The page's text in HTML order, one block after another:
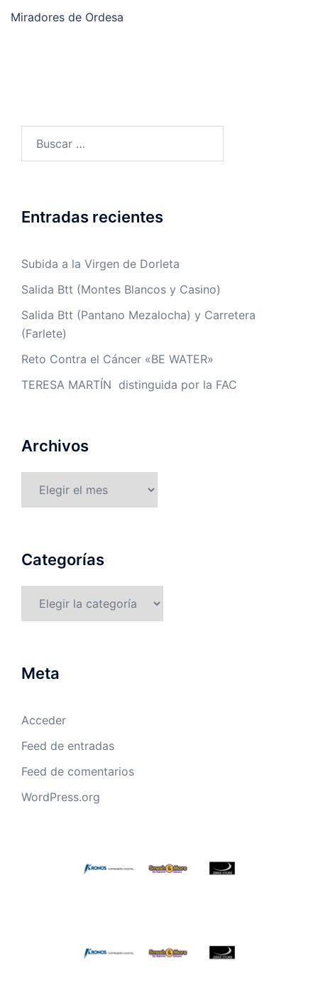
Miradores de Ordesa
Entradas recientes
Subida a la Virgen de Dorleta
Salida Btt (Montes Blancos y Casino)
Salida Btt (Pantano Mezalocha) y Carretera
(Farlete)
Reto Contra el Cáncer «BE WATER»
TERESA MARTÍN distinguida por la FAC
Archivos
Categorías
Meta
Acceder
Feed de entradas
Feed de comentarios
WordPress.org